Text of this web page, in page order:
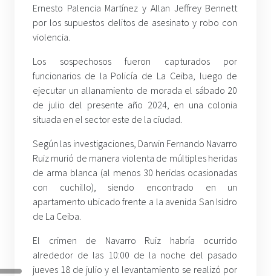
Ernesto Palencia Martínez y Allan Jeffrey Bennett
por los supuestos delitos de asesinato y robo con
violencia.
Los sospechosos fueron capturados por
funcionarios de la Policía de La Ceiba, luego de
ejecutar un allanamiento de morada el sábado 20
de julio del presente año 2024, en una colonia
situada en el sector este de la ciudad.
Según las investigaciones, Darwin Fernando Navarro
Ruiz murió de manera violenta de múltiples heridas
de arma blanca (al menos 30 heridas ocasionadas
con cuchillo), siendo encontrado en un
apartamento ubicado frente a la avenida San Isidro
de La Ceiba.
El crimen de Navarro Ruiz habría ocurrido
alrededor de las 10:00 de la noche del pasado
jueves 18 de julio y el levantamiento se realizó por